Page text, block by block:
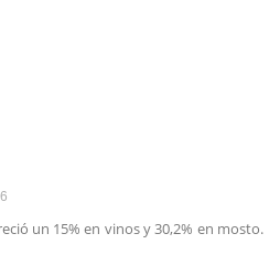
un 15% en vinos y 30,2% en mosto.